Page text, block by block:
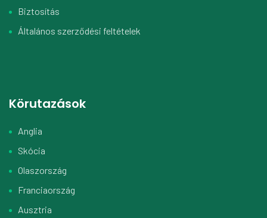
Biztosítás
Általános szerződési feltételek
Körutazások
Anglia
Skócia
Olaszország
Franciaország
Ausztria